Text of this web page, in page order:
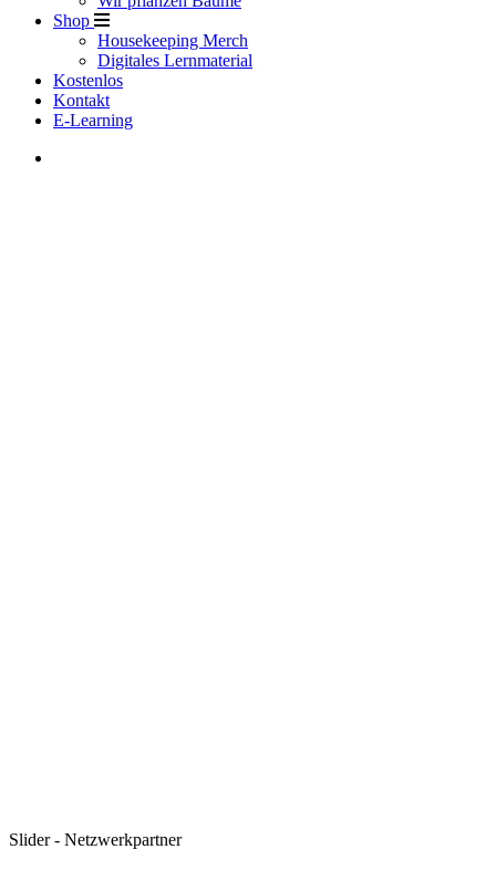
Shop
Housekeeping Merch
Digitales Lernmaterial
Kostenlos
Kontakt
E-Learning
Slider - Netzwerkpartner